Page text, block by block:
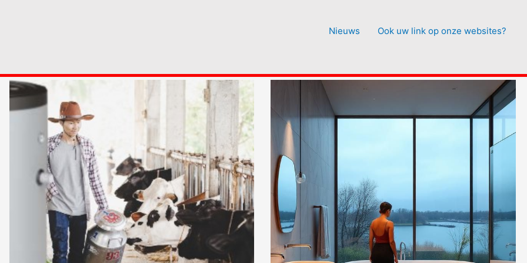
Nieuws Ook uw link op onze websites?